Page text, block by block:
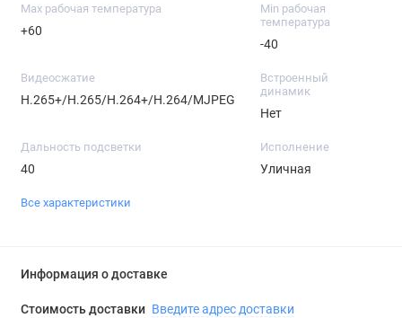
Max рабочая температура
+60
Min рабочая
температура
-40
Видеосжатие
H.265+/H.265/H.264+/H.264/MJPEG
Встроенный
динамик
Нет
Дальность подсветки
40
Исполнение
Уличная
Все характеристики
Информация о доставке
Стоимость доставки Введите адрес доставки